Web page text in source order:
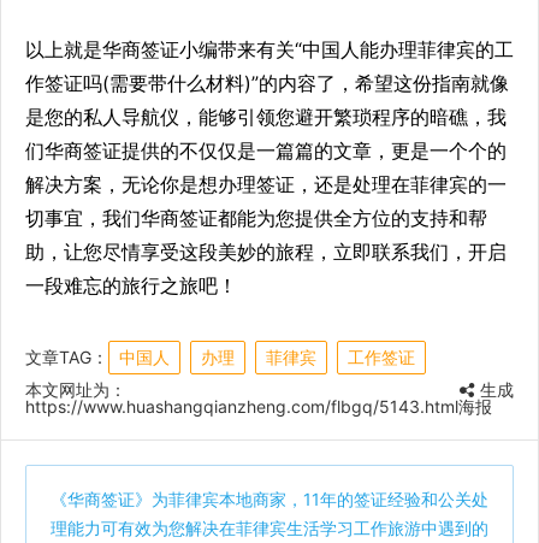
以上就是华商签证小编带来有关“中国人能办理菲律宾的工
作签证吗(需要带什么材料)”的内容了，希望这份指南就像
是您的私人导航仪，能够引领您避开繁琐程序的暗礁，我
们华商签证提供的不仅仅是一篇篇的文章，更是一个个的
解决方案，无论你是想办理签证，还是处理在菲律宾的一
切事宜，我们华商签证都能为您提供全方位的支持和帮
助，让您尽情享受这段美妙的旅程，立即联系我们，开启
一段难忘的旅行之旅吧！
文章TAG： 中国人 办理 菲律宾
工作签证
本文网址为：
https://www.huashangqianzheng.com/flbgq/5143.html
生成
海报
《华商签证》为菲律宾本地商家，11年的签证经验和公关处
理能力可有效为您解决在菲律宾生活学习工作旅游中遇到的